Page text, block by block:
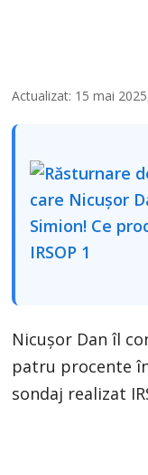
Actualizat: 15 mai
Nicușor Dan îl
patru procente
sondaj realizat